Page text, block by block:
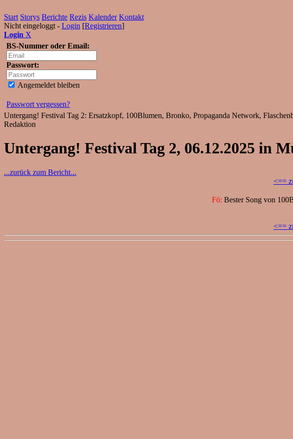
Start Storys Berichte Rezis Kalender Kontakt
Nicht eingeloggt - Login [Registrieren]
Login X
BS-Nummer oder Email:
Passwort:
Angemeldet bleiben
Passwort vergessen?
Untergang! Festival Tag 2: Ersatzkopf, 100Blumen, Bronko, Propaganda Network,
Redaktion
Untergang! Festival Tag 2, 06.12.2025 in
...zurück zum Bericht...
<==
Fö: Bester Song von
<==